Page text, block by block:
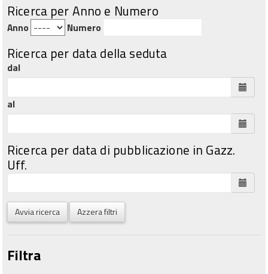
Ricerca per Anno e Numero
Anno Numero
Ricerca per data della seduta
dal
al
Ricerca per data di pubblicazione in Gazz.
Uff.
Avvia ricerca Azzera filtri
Filtra